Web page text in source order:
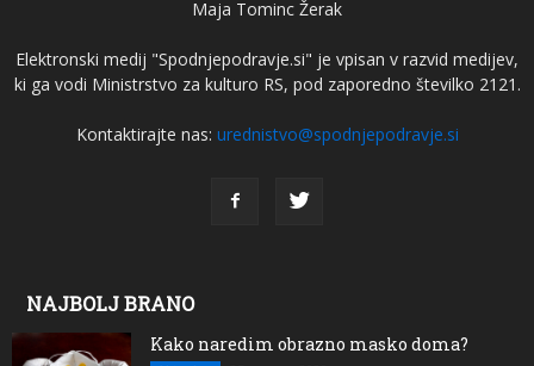
Maja Tominc Žerak
Elektronski medij "Spodnjepodravje.si" je vpisan v razvid medijev,
ki ga vodi Ministrstvo za kulturo RS, pod zaporedno številko 2121.
Kontaktirajte nas: urednistvo@spodnjepodravje.si
NAJBOLJ BRANO
Kako naredim obrazno masko doma?